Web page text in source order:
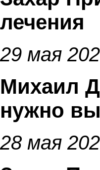
лечения
29 мая
Михаил
нужно
28 мая